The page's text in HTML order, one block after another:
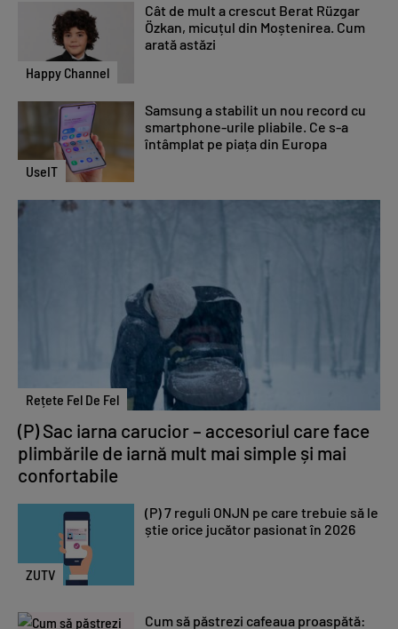
Happy Channel
Cât de mult a crescut Berat Rüzgar
Özkan, micuțul din Moștenirea. Cum
arată astăzi
UseIT
Samsung a stabilit un nou record cu
smartphone-urile pliabile. Ce s-a
întâmplat pe piața din Europa
Rețete Fel De Fel
(P) Sac iarna carucior – accesoriul care face
plimbările de iarnă mult mai simple și mai
confortabile
ZUTV
(P) 7 reguli ONJN pe care trebuie să le
știe orice jucător pasionat în 2026
Cum să păstrezi cafeaua proaspătă: